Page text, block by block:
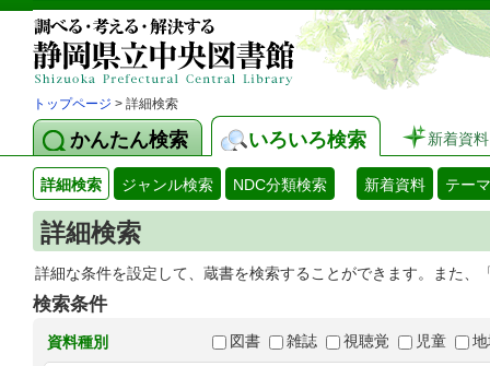
トップページ > 詳細検索
かんたん検索 いろいろ検索 新着資料
詳細検索 ジャンル検索 NDC分類検索 新着資料 テー
詳細検索
詳細な条件を設定して、蔵書を検索することができます。また
検索条件
資料種別 図書 雑誌 視聴覚 児童